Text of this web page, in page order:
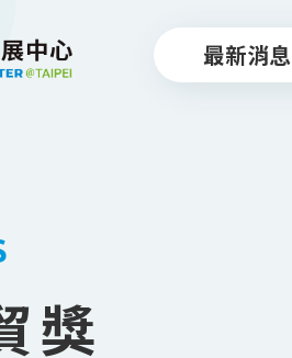
最新消息
獎